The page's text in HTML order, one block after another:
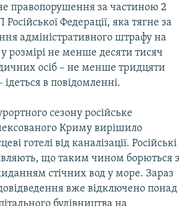
RL
правопорушення за частиною 2
Російської Федерації, яка тягне за
адміністративного штрафу на
у розмірі не менше десяти тисяч
осіб – не менше тридцяти
ідеться в повідомленні.
сезону російське
Криму вирішило
готелі від каналізації. Російські
що таким чином борються з
стічних вод у море. Зараз
вже відключено понад